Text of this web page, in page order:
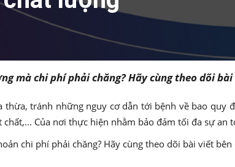
mà chi phí phải chăng? Hãy cùng theo dõi
tránh những nguy cơ dẫn tới bệnh về bao quy
Của nơi thực hiện nhằm bảo đảm tối đa sự an
chi phí phải chăng? Hãy cùng theo dõi bài viết